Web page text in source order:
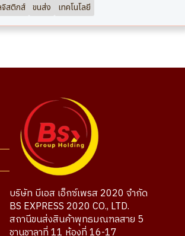
จิสติกส์ ขนส่ง เทคโนโลยี
บริษัท บีเอส เอ็กซ์เพรส 2020 จำกัด
BS EXPRESS 2020 CO., LTD.
สถานีขนส่งสินค้าพุทธมณฑลสาย 5
ชานชาลาที่ 11 ห้องที่ 16-17